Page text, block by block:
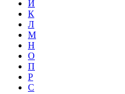
Й
К
Л
М
Н
О
П
Р
С